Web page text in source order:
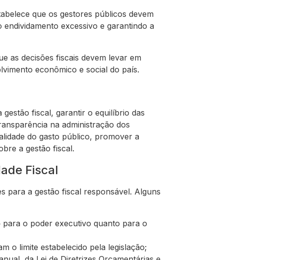
que os gestores públicos devem
excessivo e garantindo a
as decisões fiscais devem levar em
econômico e social do país.
fiscal, garantir o equilíbrio das
na administração dos
do gasto público, promover a
a gestão fiscal.
Fiscal
para a gestão fiscal responsável. Alguns
para o poder executivo quanto para o
o limite estabelecido pela legislação;